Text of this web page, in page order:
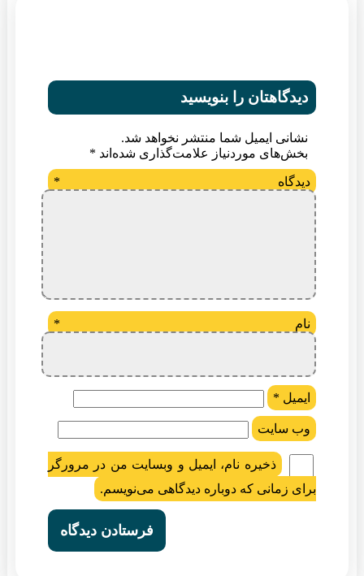
دیدگاهتان را بنویسید
نشانی ایمیل شما منتشر نخواهد شد.
بخش‌های موردنیاز علامت‌گذاری شده‌اند *
دیدگاه *
نام *
ایمیل *
وب‌ سایت
ذخیره نام، ایمیل و وبسایت من در مرورگر
برای زمانی که دوباره دیدگاهی می‌نویسم.